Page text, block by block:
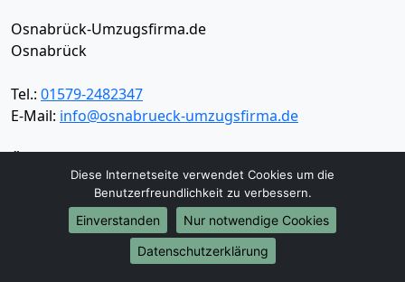
Osnabrück-Umzugsfirma.de
Osnabrück
Tel.: 01579-2482347
E-Mail: info@osnabrueck-umzugsfirma.de
Datenschutz
Diese Internetseite verwendet Cookies um die
Benutzerfreundlichkeit zu verbessern.
Einverstanden
Nur notwendige Cookies
Datenschutzerklärung